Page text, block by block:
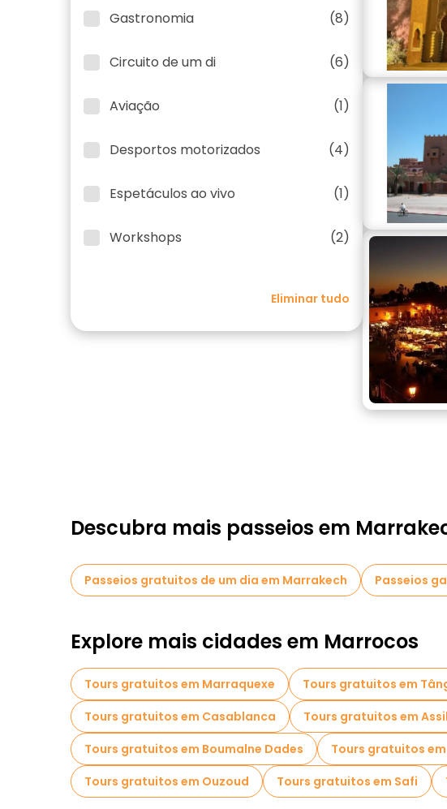
Gastronomia (8)
Circuito de um di (6)
Aviação (1)
Desportos motorizados (4)
Espetáculos ao vivo (1)
Workshops (2)
Eliminar tudo
Descubra mais passeios em
Passeios gratuitos de um dia em Marrakech Passeios
Explore mais cidades em Marrocos
Tours gratuitos em Marraquexe Tours gratuitos em
Tours gratuitos em Casablanca
Tours gratuitos em
Tours gratuitos em Boumalne Dades
Tours gratuitos
Tours gratuitos em Ouzoud
Tours gratuitos em Safi